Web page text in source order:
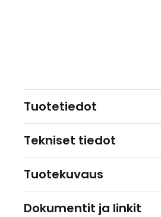
Tuotetiedot
Tekniset tiedot
Tuotekuvaus
Dokumentit ja linkit